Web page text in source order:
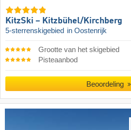
KitzSki – Kitzbühel/​Kirchberg
5-sterrenskigebied in Oostenrijk
Grootte van het skigebied
Pisteaanbod
Beoordeling